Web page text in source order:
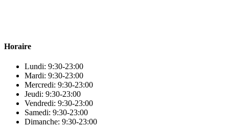
Horaire
Lundi: 9:30-23:00
Mardi: 9:30-23:00
Mercredi: 9:30-23:00
Jeudi: 9:30-23:00
Vendredi: 9:30-23:00
Samedi: 9:30-23:00
Dimanche: 9:30-23:00